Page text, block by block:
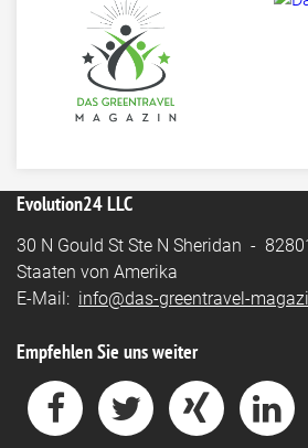
Evolution24 LLC
30 N Gould St Ste N Sheridan -
Staaten von Amerika
E-Mail: info@das-greentravel-
Empfehlen Sie uns weiter